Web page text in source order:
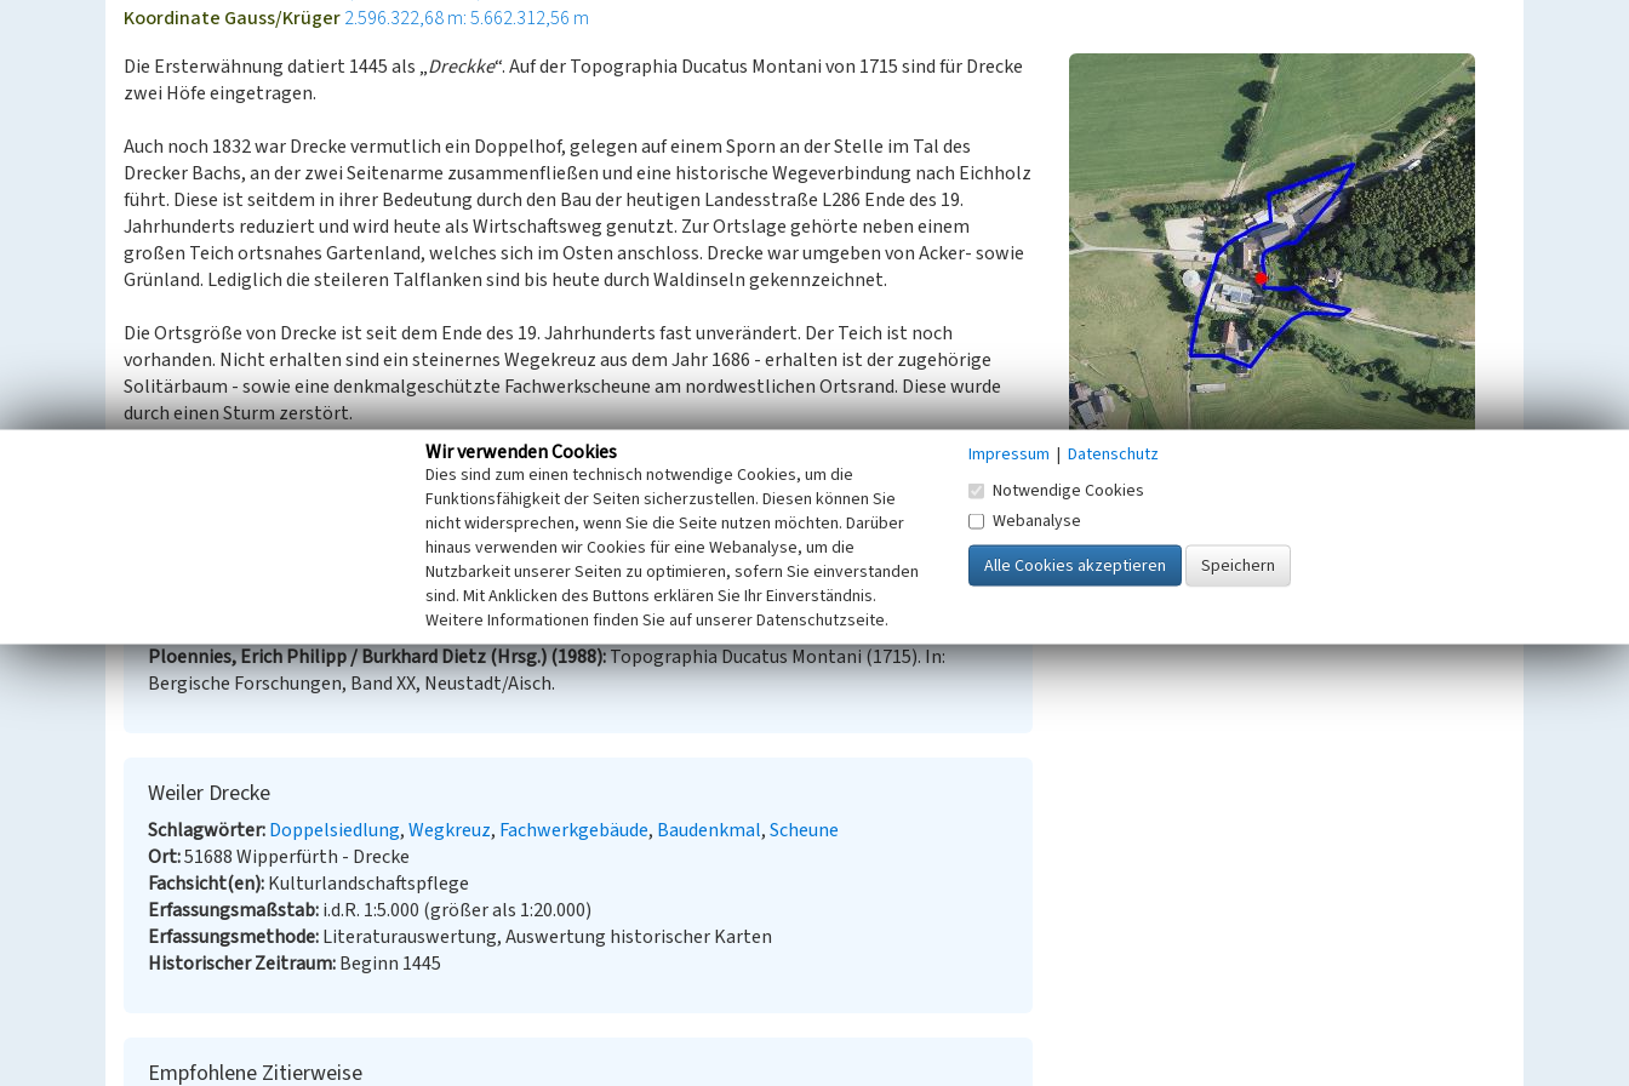
Koordinate Gauss/Krüger2.596.322,68 m: 5.662.312,56 m
Die Ersterwähnung datiert 1445 als „Dreckke“. Auf der Topographia Ducatus Montani von 1715 sind für Drecke
zwei Höfe eingetragen.
Auch noch 1832 war Drecke vermutlich ein Doppelhof, gelegen auf einem Sporn an der Stelle im Tal des
Drecker Bachs, an der zwei Seitenarme zusammenfließen und eine historische Wegeverbindung nach Eichholz
führt. Diese ist seitdem in ihrer Bedeutung durch den Bau der heutigen Landesstraße L286 Ende des 19.
Jahrhunderts reduziert und wird heute als Wirtschaftsweg genutzt. Zur Ortslage gehörte neben einem
großen Teich ortsnahes Gartenland, welches sich im Osten anschloss. Drecke war umgeben von Acker- sowie
Grünland. Lediglich die steileren Talflanken sind bis heute durch Waldinseln gekennzeichnet.
Die Ortsgröße von Drecke ist seit dem Ende des 19. Jahrhunderts fast unverändert. Der Teich ist noch
vorhanden. Nicht erhalten sind ein steinernes Wegekreuz aus dem Jahr 1686 - erhalten ist der zugehörige
Solitärbaum - sowie eine denkmalgeschützte Fachwerkscheune am nordwestlichen Ortsrand. Diese wurde
durch einen Sturm zerstört.
Pampus, Klaus / Oberbergische Abteilung 1924 e.V. des Bergischen Geschichtsvereins (Hrsg.)
Urkundliche Erstnennungen oberbergischer Orte. (Beiträge zur Oberbergischen Geschichte,
Ploennies, Erich Philipp / Burkhard Dietz (Hrsg.) (1988) Topographia Ducatus Montani (1715). In:
Bergische Forschungen, Band XX, Neustadt/Aisch.
Weiler Drecke
Schlagwörter Doppelsiedlung Wegkreuz Fachwerkgebäude Baudenkmal Scheune
Ort 51688 Wipperfürth - Drecke
Fachsicht(en) Kulturlandschaftspflege
Erfassungsmaßstab i.d.R. 1:5.000 (größer als 1:20.000)
Erfassungsmethode Literaturauswertung, Auswertung historischer Karten
Historischer Zeitraum Beginn 1445
Empfohlene Zitierweise
Wegekreuz in Drecke
Beginn 1853
Wir verwenden Cookies
Dies sind zum einen technisch notwendige Cookies, um die
Funktionsfähigkeit der Seiten sicherzustellen. Diesen können Sie
nicht widersprechen, wenn Sie die Seite nutzen möchten. Darüber
hinaus verwenden wir Cookies für eine Webanalyse, um die
Nutzbarkeit unserer Seiten zu optimieren, sofern Sie einverstanden
sind. Mit Anklicken des Buttons erklären Sie Ihr Einverständnis.
Weitere Informationen finden Sie auf unserer Datenschutzseite.
Impressum | Datenschutz
Notwendige Cookies
Webanalyse